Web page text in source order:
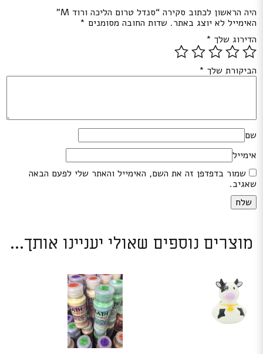
היה הראשון לכתוב סקירה “סנדל טרום הליכה ורוד M”
האימייל לא יוצג באתר. שדות החובה מסומנים *
הדירוג שלך *
הביקורת שלך *
שם
אימייל
שמור בדפדפן זה את השם, האימייל והאתר שלי לפעם הבאה
שאגיב.
מוצרים נוספים שאולי יעניינו אותך...